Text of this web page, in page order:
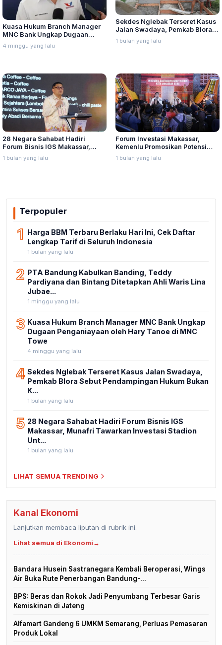
Kuasa Hukum Branch Manager
MNC Bank Ungkap Dugaan
Penganiayaan oleh Hary Tanoe
di MNC Towe
4 minggu yang lalu
Sekdes Nglebak Terseret Kasus
Jalan Swadaya, Pemkab Blora
Sebut Pendampingan Hukum
Bukan Kewenangannya
1 bulan yang lalu
28 Negara Sahabat Hadiri
Forum Bisnis IGS Makassar,
Munafri Tawarkan Investasi
Stadion Untia
1 bulan yang lalu
Forum Investasi Makassar,
Kemenlu Promosikan Potensi
Sulawesi Selatan
1 bulan yang lalu
Terpopuler
1 Harga BBM Terbaru Berlaku Hari Ini, Cek Daftar
Lengkap Tarif di Seluruh Indonesia
1 bulan yang lalu
2 PTA Bandung Kabulkan Banding, Teddy
Pardiyana dan Bintang Ditetapkan Ahli Waris Lina
Jubae...
1 minggu yang lalu
3 Kuasa Hukum Branch Manager MNC Bank Ungkap
Dugaan Penganiayaan oleh Hary Tanoe di MNC
Towe
4 minggu yang lalu
4 Sekdes Nglebak Terseret Kasus Jalan Swadaya,
Pemkab Blora Sebut Pendampingan Hukum Bukan
K...
1 bulan yang lalu
5 28 Negara Sahabat Hadiri Forum Bisnis IGS
Makassar, Munafri Tawarkan Investasi Stadion
Unt...
1 bulan yang lalu
LIHAT SEMUA TRENDING
Kanal Ekonomi
Lanjutkan membaca liputan di rubrik ini.
Lihat semua di Ekonomi→
Bandara Husein Sastranegara Kembali Beroperasi, Wings
Air Buka Rute Penerbangan Bandung-...
BPS: Beras dan Rokok Jadi Penyumbang Terbesar Garis
Kemiskinan di Jateng
Alfamart Gandeng 6 UMKM Semarang, Perluas Pemasaran
Produk Lokal